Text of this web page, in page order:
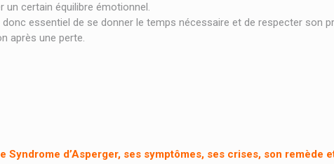
un certain équilibre émotionnel.
essentiel de se donner le temps nécessaire et de respecter son
après une perte.
Syndrome d’Asperger, ses symptômes, ses crises, son remède